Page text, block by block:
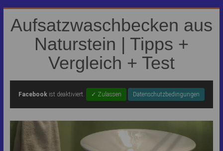
Aufsatzwaschbecken aus
Naturstein | Tipps +
Vergleich + Test
Facebookist deaktiviert. ✓ Zulassen Datenschutzbedingungen